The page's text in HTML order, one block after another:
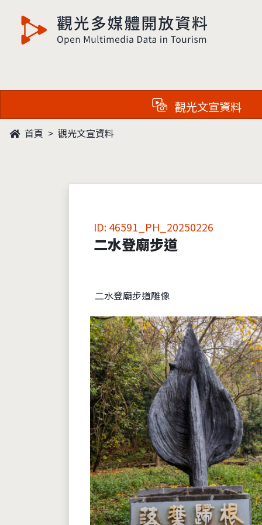
觀光多媒體開放資料
觀光文宣資料
首頁 觀光文宣資料
ID: 46591_PH_20250226
二水登廟步道
二水登廟步道雕像